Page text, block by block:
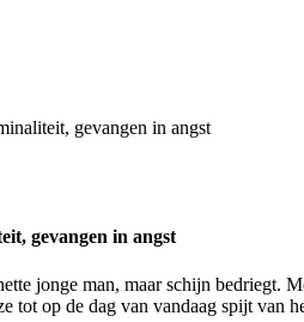
gevangen in angst
gevangen in angst
jonge man, maar schijn bedriegt.
tot op de dag van vandaag spijt van